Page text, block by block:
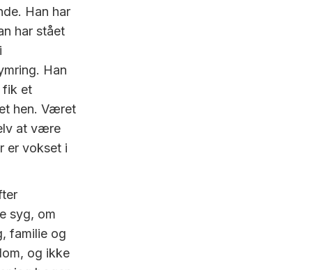
Han har
har stået
Han
fik et
hen. Været
at være
er vokset i
syg, om
familie og
og ikke